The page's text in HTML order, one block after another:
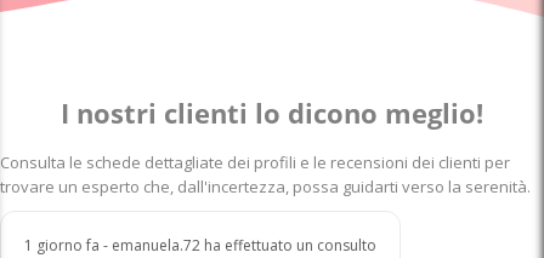
I nostri clienti lo dicono meglio!
Consulta le schede dettagliate dei profili e le recensioni dei clienti per
trovare un esperto che, dall'incertezza, possa guidarti verso la serenità.
1 giorno fa - emanuela.72 ha effettuato un consulto